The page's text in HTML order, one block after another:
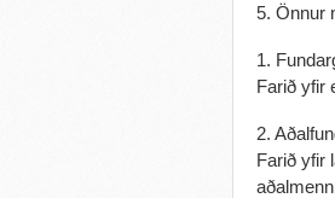
5. Önnur
1.
Farið yfir
2.
Farið yfir